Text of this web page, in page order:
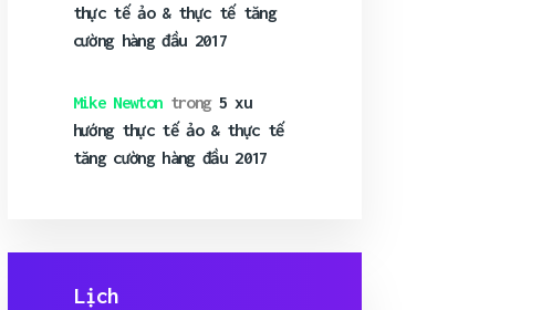
thực tế ảo & thực tế tăng
cường hàng đầu 2017
Mike Newtontrong 5 xu
hướng thực tế ảo & thực tế
tăng cường hàng đầu 2017
Lịch